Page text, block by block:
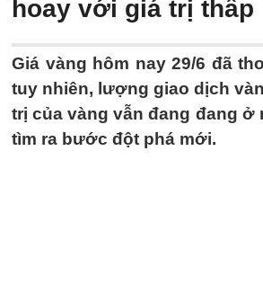
hoay với giá trị thấp
Giá vàng hôm nay 29/6 đã
tuy nhiên, lượng giao dịch
trị của vàng vẫn đang đang ở
tìm ra bước đột phá mới.